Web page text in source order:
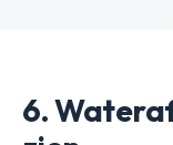
6.